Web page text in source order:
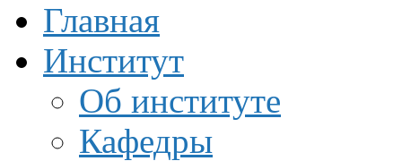
Главная
Институт
Об институте
Кафедры